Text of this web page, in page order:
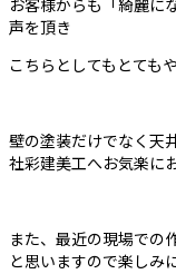
お客様からも「綺麗に
声を頂き
こちらとしてもとて
壁の塗装だけでなく天
社彩建美工へお気楽に
また、最近の現場での
と思いますので楽しみ